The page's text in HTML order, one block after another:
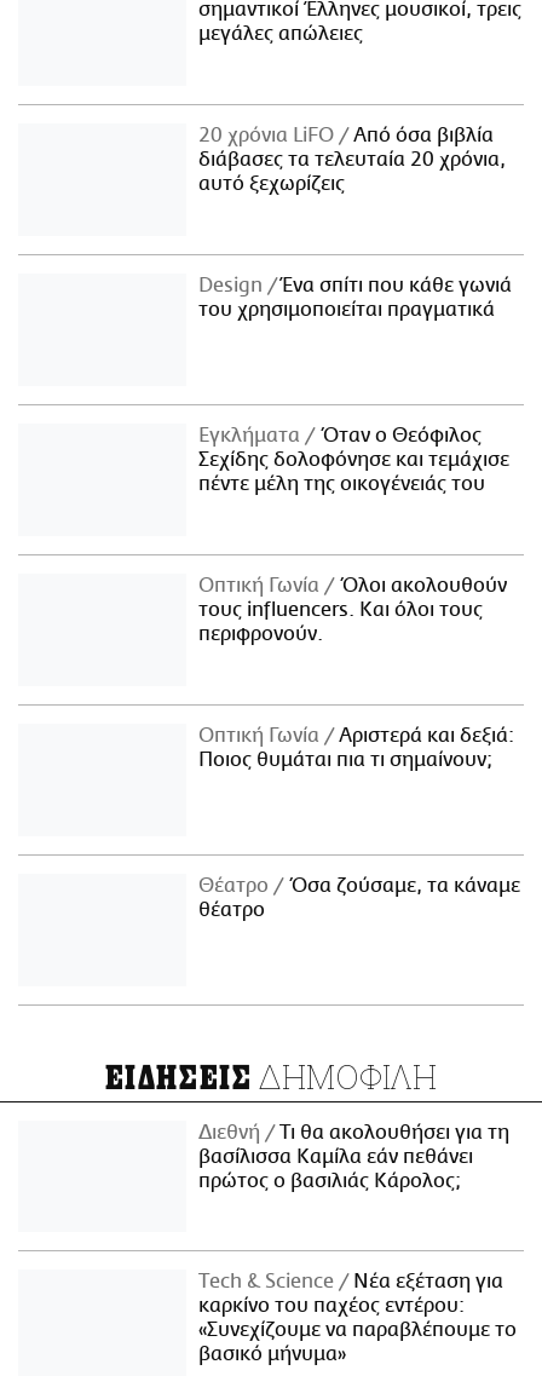
σημαντικοί Έλληνες μουσικοί, τρεις
μεγάλες απώλειες
20 χρόνια LiFO
Από όσα βιβλία
διάβασες τα τελευταία 20 χρόνια,
αυτό ξεχωρίζεις
Design
Ένα σπίτι που κάθε γωνιά
του χρησιμοποιείται πραγματικά
Εγκλήματα
Όταν ο Θεόφιλος
Σεχίδης δολοφόνησε και τεμάχισε
πέντε μέλη της οικογένειάς του
Οπτική Γωνία
Όλοι ακολουθούν
τους influencers. Και όλοι τους
περιφρονούν.
Οπτική Γωνία
Αριστερά και δεξιά:
Ποιος θυμάται πια τι σημαίνουν;
Θέατρο
Όσα ζούσαμε, τα κάναμε
θέατρο
ΕΙΔΗΣΕΙΣ ΔΗΜΟΦΙΛΗ
Διεθνή
Τι θα ακολουθήσει για τη
βασίλισσα Καμίλα εάν πεθάνει
πρώτος ο βασιλιάς Κάρολος;
Τech & Science
Νέα εξέταση για
καρκίνο του παχέος εντέρου:
«Συνεχίζουμε να παραβλέπουμε το
βασικό μήνυμα»